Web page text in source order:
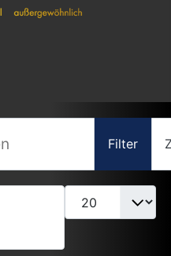
Filter
Anzeige #